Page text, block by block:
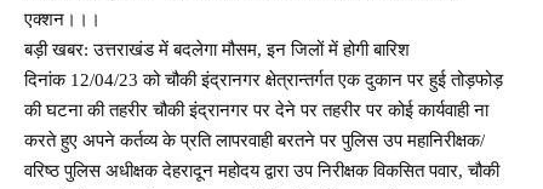
एक्शन।।।
बड़ी खबर: उत्तराखंड में बदलेगा मौसम, इन जिलों में होगी बारिश
दिनांक 12/04/23 को चौकी इंद्रानगर क्षेत्रान्तर्गत एक दुकान पर हुई तोड़फोड़
की घटना की तहरीर चौकी इंद्रानगर पर देने पर तहरीर पर कोई कार्यवाही ना
करते हुए अपने कर्तव्य के प्रति लापरवाही बरतने पर पुलिस उप महानिरीक्षक/
वरिष्ठ पुलिस अधीक्षक देहरादून महोदय द्वारा उप निरीक्षक विकसित पवार, चौकी